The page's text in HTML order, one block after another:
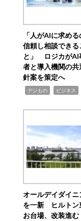
「人がAIに求め
信頼し相談できる
と」 ロジカがAI
者と導入機関の共
針案を策定へ
デジもの ビジネス
オールデイダイニ
を一新 ヒルトン
お台場、改装進む